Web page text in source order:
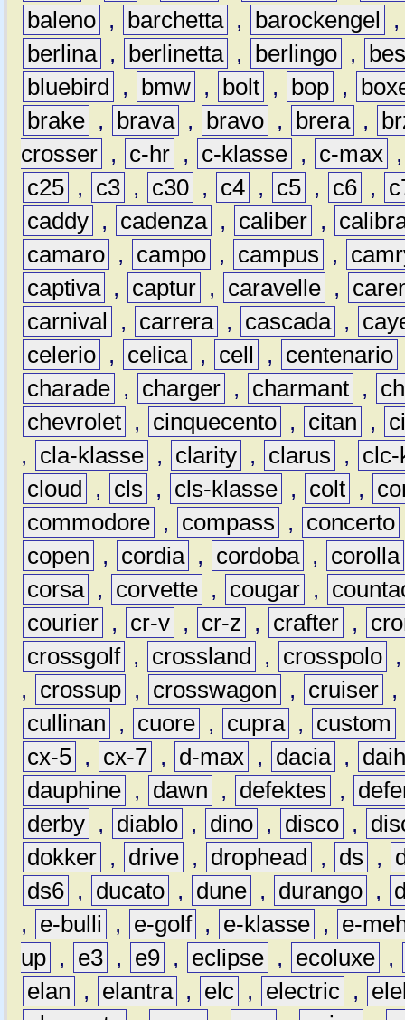
baleno , barchetta , barockengel
berlina , berlinetta , berlingo ,
bluebird
, bmw , bolt , bop ,
brake , brava , bravo , brera ,
crosser , c-hr , c-klasse , c-max
c25 , c3 , c30 , c4 , c5 , c6 ,
caddy , cadenza , caliber ,
camaro , campo , campus ,
captiva , captur , caravelle ,
carnival
, carrera , cascada ,
celerio , celica , cell , centenario
charade , charger , charmant ,
chevrolet , cinquecento , citan ,
,
cla-klasse , clarity , clarus ,
clc-
cloud
, cls , cls-klasse , colt ,
commodore , compass , concerto
copen
, cordia , cordoba ,
corolla
corsa , corvette , cougar ,
courier , cr-v , cr-z , crafter ,
crossgolf , crossland , crosspolo
,
crossup , crosswagon , cruiser ,
cullinan
, cuore , cupra , custom
cx-5 , cx-7 , d-max , dacia ,
dauphine , dawn , defektes ,
derby , diablo , dino , disco ,
dokker , drive , drophead , ds ,
ds6 , ducato , dune , durango ,
,
e-bulli , e-golf , e-klasse ,
e-
up , e3 , e9 , eclipse , ecoluxe ,
elan
, elantra , elc , electric ,